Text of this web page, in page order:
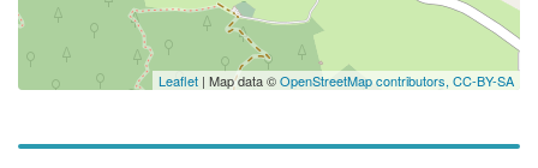
Leaflet | Map data ©OpenStreetMap contributors, CC-BY-SA